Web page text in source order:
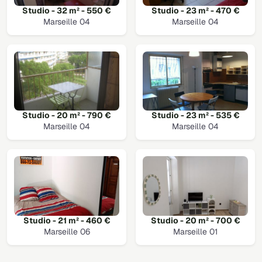
Studio - 32 m² - 550 €
Marseille 04
Studio - 23 m² - 470 €
Marseille 04
Studio - 20 m² - 790 €
Marseille 04
Studio - 23 m² - 535 €
Marseille 04
Studio - 21 m² - 460 €
Marseille 06
Studio - 20 m² - 700 €
Marseille 01